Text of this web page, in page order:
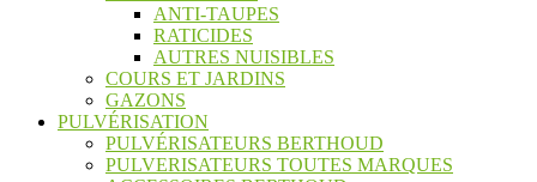
ANTI-TAUPES
RATICIDES
AUTRES NUISIBLES
COURS ET JARDINS
GAZONS
PULVÉRISATION
PULVÉRISATEURS BERTHOUD
PULVERISATEURS TOUTES MARQUES